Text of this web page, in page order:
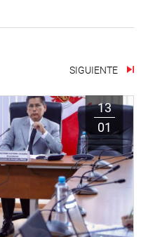
SIGUIENTE
13
01